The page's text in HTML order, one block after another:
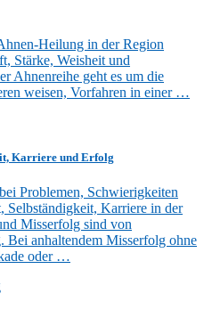
Heilung in der Region
Stärke, Weisheit und
Ahnenreihe geht es um die
weisen, Vorfahren in einer …
Karriere und Erfolg
Problemen, Schwierigkeiten
Karriere in der
Misserfolg sind von
Bei anhaltendem Misserfolg ohne
oder …